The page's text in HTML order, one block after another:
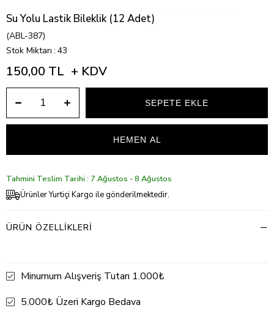
Su Yolu Lastik Bileklik (12 Adet)
(ABL-387)
Stok Miktarı : 43
150,00 TL + KDV
Tahmini Teslim Tarihi : 7 Ağustos - 8 Ağustos
Ürünler Yurtiçi Kargo ile gönderilmektedir.
ÜRÜN ÖZELLIKLERI
Minumum Alışveriş Tutarı 1.000₺
5.000₺ Üzeri Kargo Bedava